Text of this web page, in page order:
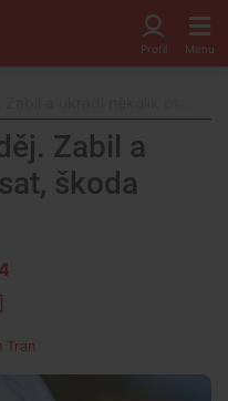
Zabil a
škoda
Tran